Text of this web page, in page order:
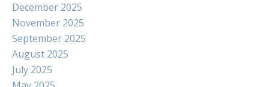
December 2025
November 2025
September 2025
August 2025
July 2025